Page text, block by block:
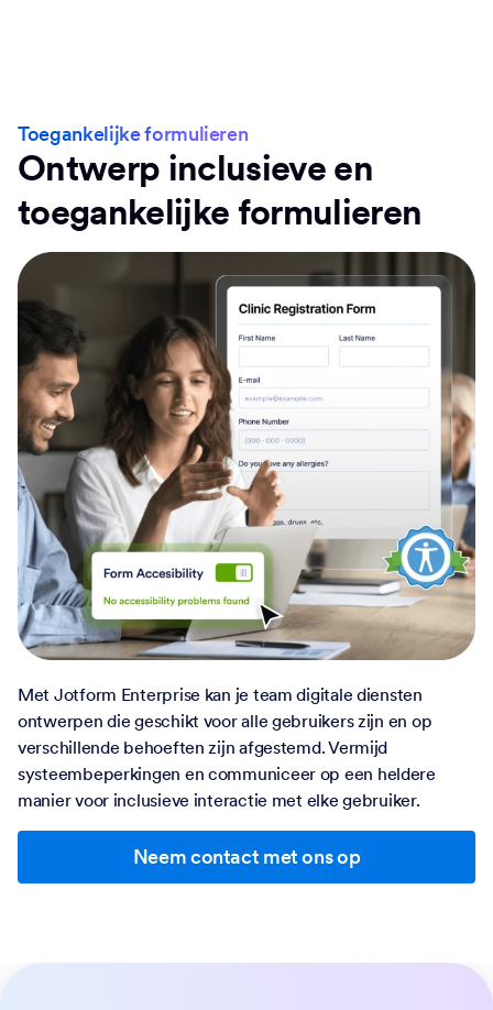
Toegankelijke formulieren
Ontwerp inclusieve en
toegankelijke formulieren
Met Jotform Enterprise kan je team digitale diensten
ontwerpen die geschikt voor alle gebruikers zijn en op
verschillende behoeften zijn afgestemd. Vermijd
systeembeperkingen en communiceer op een heldere
manier voor inclusieve interactie met elke gebruiker.
Neem contact met ons op